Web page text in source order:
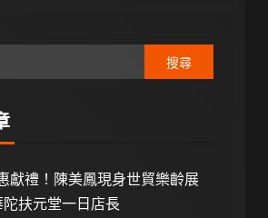
獻禮！陳美鳳現身世貿樂齡展
扶元堂一日店長